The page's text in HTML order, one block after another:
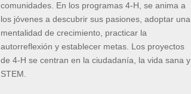
comunidades. En los programas 4-H, se anima a
los jóvenes a descubrir sus pasiones, adoptar una
mentalidad de crecimiento, practicar la
autorreflexión y establecer metas. Los proyectos
de 4-H se centran en la ciudadanía, la vida sana y
STEM.